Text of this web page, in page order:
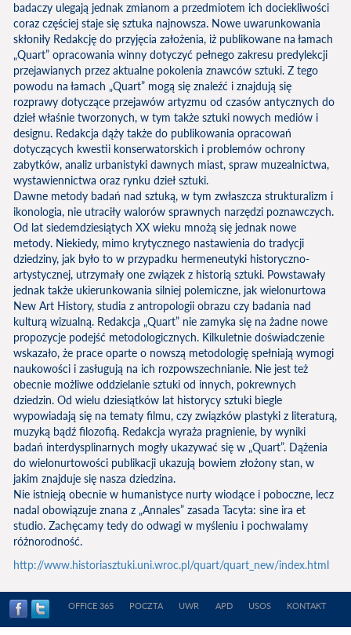
badaczy ulegają jednak zmianom a przedmiotem ich dociekliwości
coraz częściej staje się sztuka najnowsza. Nowe uwarunkowania
skłoniły Redakcję do przyjęcia założenia, iż publikowane na łamach
„Quart” opracowania winny dotyczyć pełnego zakresu predylekcji
przejawianych przez aktualne pokolenia znawców sztuki. Z tego
powodu na łamach „Quart” mogą się znaleźć i znajdują się
rozprawy dotyczące przejawów artyzmu od czasów antycznych do
dzieł właśnie tworzonych, w tym także sztuki nowych mediów i
designu. Redakcja dąży także do publikowania opracowań
dotyczących kwestii konserwatorskich i problemów ochrony
zabytków, analiz urbanistyki dawnych miast, spraw muzealnictwa,
wystawiennictwa oraz rynku dzieł sztuki.
Dawne metody badań nad sztuką, w tym zwłaszcza strukturalizm i
ikonologia, nie utraciły walorów sprawnych narzędzi poznawczych.
Od lat siedemdziesiątych XX wieku mnożą się jednak nowe
metody. Niekiedy, mimo krytycznego nastawienia do tradycji
dziedziny, jak było to w przypadku hermeneutyki historyczno-
artystycznej, utrzymały one związek z historią sztuki. Powstawały
jednak także ukierunkowania silniej polemiczne, jak wielonurtowa
New Art History, studia z antropologii obrazu czy badania nad
kulturą wizualną. Redakcja „Quart” nie zamyka się na żadne nowe
propozycje podejść metodologicznych. Kilkuletnie doświadczenie
wskazało, że prace oparte o nowszą metodologię spełniają wymogi
naukowości i zasługują na ich rozpowszechnianie. Nie jest też
obecnie możliwe oddzielanie sztuki od innych, pokrewnych
dziedzin. Od wielu dziesiątków lat historycy sztuki biegle
wypowiadają się na tematy filmu, czy związków plastyki z literaturą,
muzyką bądź filozofią. Redakcja wyraża pragnienie, by wyniki
badań interdysplinarnych mogły ukazywać się w „Quart”. Dążenia
do wielonurtowości publikacji ukazują bowiem złożony stan, w
jakim znajduje się nasza dziedzina.
Nie istnieją obecnie w humanistyce nurty wiodące i poboczne, lecz
nadal obowiązuje znana z „Annales” zasada Tacyta: sine ira et
studio. Zachęcamy tedy do odwagi w myśleniu i pochwalamy
różnorodność.
http://www.historiasztuki.uni.wroc.pl/quart/quart_new/index.html
OFFICE 365 POCZTA UWR APD USOS KONTAKT